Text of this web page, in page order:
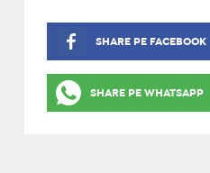
SHARE PE FACEBOOK
SHARE PE WHATSAPP